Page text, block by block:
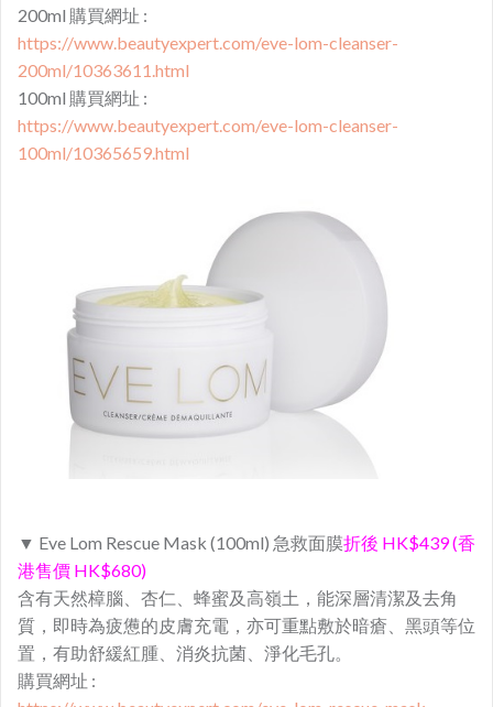
200ml 購買網址 :
https://www.beautyexpert.com/eve-lom-cleanser-
200ml/10363611.html
100ml 購買網址 :
https://www.beautyexpert.com/eve-lom-cleanser-
100ml/10365659.html
▼ Eve Lom Rescue Mask (100ml) 急救面膜折後 HK$439 (香
港售價 HK$680)
含有天然樟腦、杏仁、蜂蜜及高嶺土，能深層清潔及去角
質，即時為疲憊的皮膚充電，亦可重點敷於暗瘡、黑頭等位
置，有助舒緩紅腫、消炎抗菌、淨化毛孔。
購買網址 :